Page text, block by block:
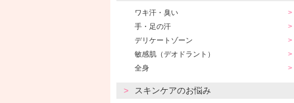
ワキ汗・臭い
手・足の汗
デリケートゾーン
敏感肌（デオドラント）
全身
スキンケアのお悩み